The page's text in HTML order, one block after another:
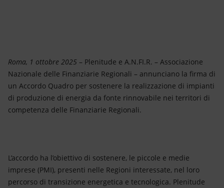
Scenari energetici
Roma, 1 ottobre 2025 – Plenitude e A.N.FI.R. – Associazione
Nazionale delle Finanziarie Regionali – annunciano la firma di
un Accordo Quadro per sostenere la realizzazione di impianti
di produzione di energia da fonte rinnovabile nei territori di
competenza delle Finanziarie Regionali.
L’accordo ha l’obiettivo di sostenere, le piccole e medie
imprese (PMI), presenti nelle Regioni interessate, nel loro
percorso di transizione energetica e tecnologica. Plenitude